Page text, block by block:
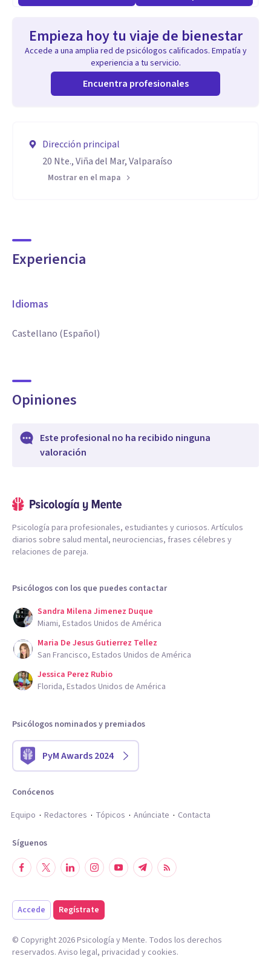
Empieza hoy tu viaje de bienestar
Accede a una amplia red de psicólogos calificados. Empatía y
experiencia a tu servicio.
Encuentra profesionales
Dirección principal
20 Nte., Viña del Mar, Valparaíso
Mostrar en el mapa
Experiencia
Idiomas
Castellano (Español)
Opiniones
Este profesional no ha recibido ninguna
valoración
Psicología para profesionales, estudiantes y curiosos. Artículos
diarios sobre salud mental, neurociencias, frases célebres y
relaciones de pareja.
Psicólogos con los que puedes contactar
Sandra Milena Jimenez Duque
Miami, Estados Unidos de América
Maria De Jesus Gutierrez Tellez
San Francisco, Estados Unidos de América
Jessica Perez Rubio
Florida, Estados Unidos de América
Psicólogos nominados y premiados
PyM Awards 2024
Conócenos
Equipo
Redactores Tópicos Anúnciate Contacta
Síguenos
Accede Regístrate
© Copyright 2026Psicología y Mente. Todos los derechos
reservados. Aviso legal, privacidad y cookies.